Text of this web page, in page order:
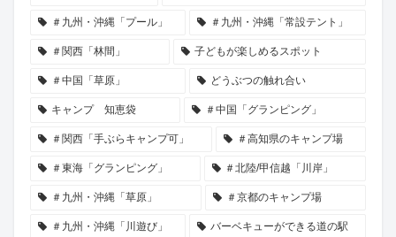
＃九州・沖縄「プール」 ＃九州・沖縄「常設テント」
＃関西「林間」 子どもが楽しめるスポット
＃中国「草原」 どうぶつの触れ合い
キャンプ 知恵袋 ＃中国「グランピング」
＃関西「手ぶらキャンプ可」 ＃高知県のキャンプ場
＃東海「グランピング」 ＃北陸/甲信越「川岸」
＃九州・沖縄「草原」 ＃京都のキャンプ場
＃九州・沖縄「川遊び」 バーベキューができる道の駅